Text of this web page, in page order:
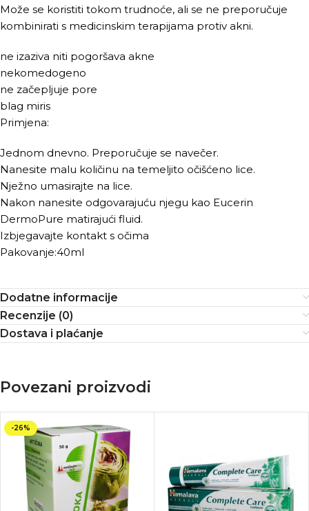
Može se koristiti tokom trudnoće, ali se ne preporučuje
kombinirati s medicinskim terapijama protiv akni.
ne izaziva niti pogoršava akne
nekomedogeno
ne začepljuje pore
blag miris
Primjena:
Jednom dnevno. Preporučuje se navečer.
Nanesite malu količinu na temeljito očišćeno lice.
Nježno umasirajte na lice.
Nakon nanesite odgovarajuću njegu kao Eucerin
DermoPure matirajući fluid.
Izbjegavajte kontakt s očima
Pakovanje:40ml
Dodatne informacije
Recenzije (0)
Dostava i plaćanje
Povezani proizvodi
-26%